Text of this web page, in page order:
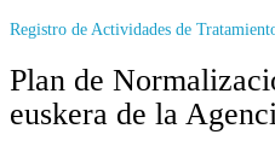
Registro de Actividades de
Plan de
euskera de la